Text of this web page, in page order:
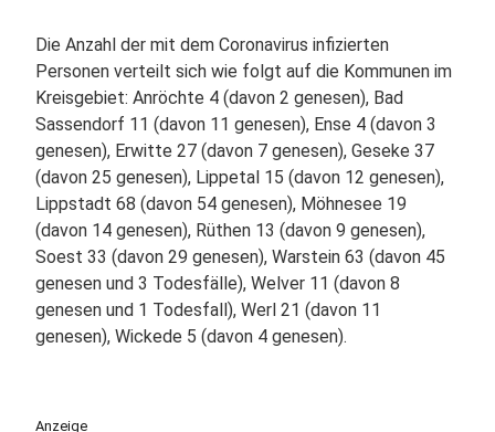
Die Anzahl der mit dem Coronavirus infizierten
Personen verteilt sich wie folgt auf die Kommunen im
Kreisgebiet: Anröchte 4 (davon 2 genesen), Bad
Sassendorf 11 (davon 11 genesen), Ense 4 (davon 3
genesen), Erwitte 27 (davon 7 genesen), Geseke 37
(davon 25 genesen), Lippetal 15 (davon 12 genesen),
Lippstadt 68 (davon 54 genesen), Möhnesee 19
(davon 14 genesen), Rüthen 13 (davon 9 genesen),
Soest 33 (davon 29 genesen), Warstein 63 (davon 45
genesen und 3 Todesfälle), Welver 11 (davon 8
genesen und 1 Todesfall), Werl 21 (davon 11
genesen), Wickede 5 (davon 4 genesen).
Anzeige